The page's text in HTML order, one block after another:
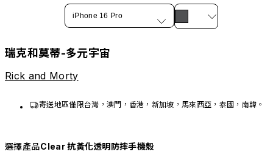
iPhone 16 Pro
瑞克和莫蒂-多元宇宙
Rick and Morty
寄送地區僅限台灣，澳門，香港，新加坡，馬來西亞，泰國，南韓。
選擇產品Clear 抗黃化透明防摔手機殼